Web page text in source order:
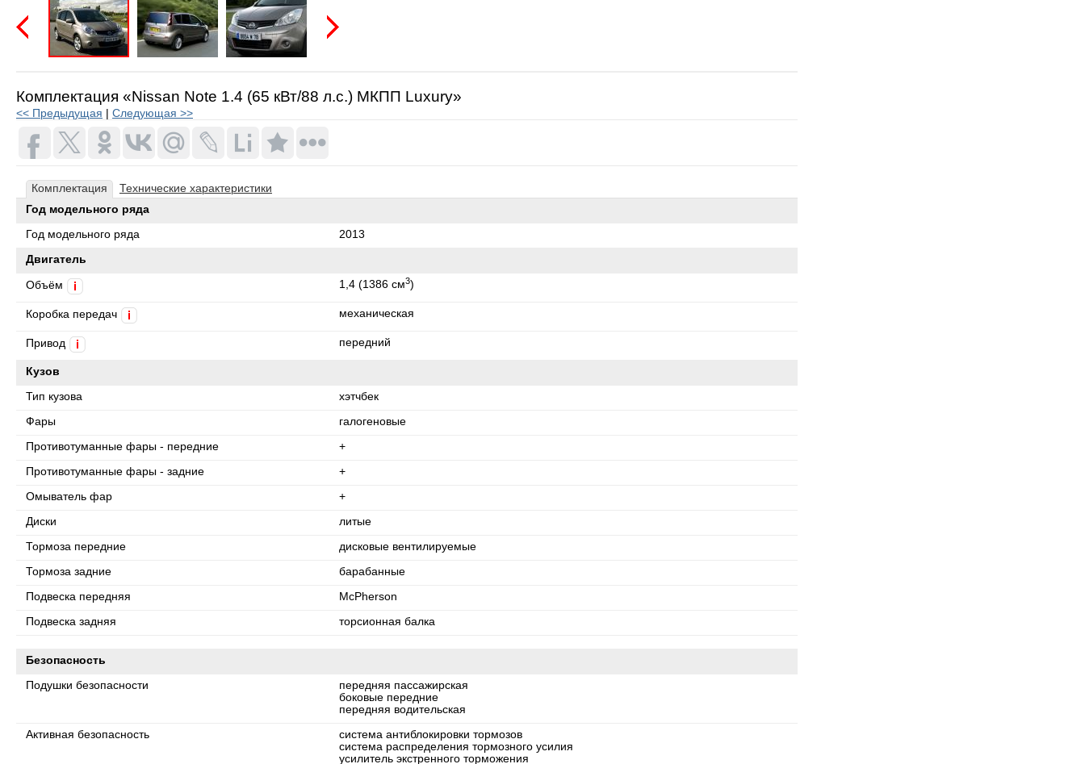
Комплектация «Nissan Note 1.4 (65 кВт/88 л.с.) МКПП Luxury»
<< Предыдущая Следующая >>
Комплектация
Технические характеристики
Год модельного ряда
Год модельного ряда 2013
Двигатель
Объём 1,4 (1386 см3)
Коробка передач механическая
Привод передний
Кузов
Тип кузова хэтчбек
Фары галогеновые
Противотуманные фары - передние +
Противотуманные фары - задние +
Омыватель фар +
Диски литые
Тормоза передние дисковые вентилируемые
Тормоза задние барабанные
Подвеска передняя McPherson
Подвеска задняя торсионная балка
Безопасность
Подушки безопасности
передняя пассажирская
боковые передние
передняя водительская
Активная безопасность
система антиблокировки тормозов
система распределения тормозного усилия
усилитель экстренного торможения